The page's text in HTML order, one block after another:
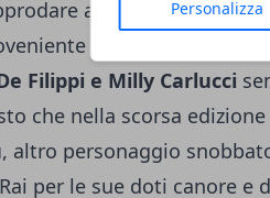
Personalizza
a uno show nella
da Uomini e
Filippi e Milly Carlucci
che nella scorsa
, altro personaggio
per le sue doti canore e